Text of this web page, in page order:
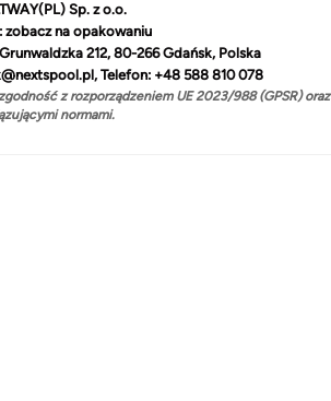
Sp. z o.o.
zobacz na opakowaniu
212, 80-266 Gdańsk, Polska
Telefon: +48 588 810 078
z rozporządzeniem UE 2023/988 (GPSR) oraz
normami.